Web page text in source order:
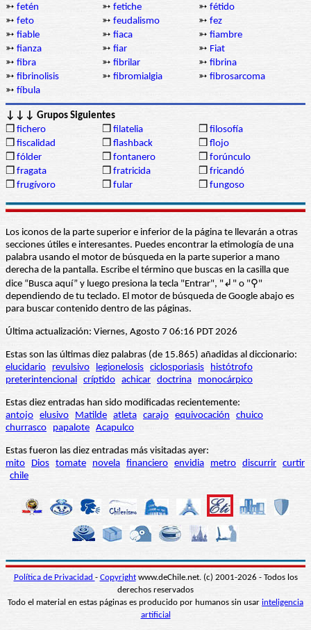
➳ fetén ➳ fetiche ➳ fétido
➳ feto ➳ feudalismo ➳ fez
➳ fiable ➳ fiaca ➳ fiambre
➳ fianza ➳ fiar ➳ Fiat
➳ fibra ➳ fibrilar ➳ fibrina
➳ fibrinolisis ➳ fibromialgia ➳ fibrosarcoma
➳ fíbula
↓↓↓ Grupos Siguientes
❒ fichero ❒ filatelia ❒ filosofía
❒ fiscalidad ❒ flashback ❒ flojo
❒ fólder ❒ fontanero ❒ forúnculo
❒ fragata ❒ fratricida ❒ fricandó
❒ frugívoro ❒ fular ❒ fungoso
Los iconos de la parte superior e inferior de la página te llevarán a otras
secciones útiles e interesantes. Puedes encontrar la etimología de una
palabra usando el motor de búsqueda en la parte superior a mano
derecha de la pantalla. Escribe el término que buscas en la casilla que
dice “Busca aquí” y luego presiona la tecla "Entrar", "↲" o "⚲"
dependiendo de tu teclado. El motor de búsqueda de Google abajo es
para buscar contenido dentro de las páginas.
Última actualización: Viernes, Agosto 7 06:16 PDT 2026
Estas son las últimas diez palabras (de 15.865) añadidas al diccionario:
elucidario
revulsivo legionelosis ciclosporiasis
histótrofo
preterintencional críptido achicar doctrina monocárpico
Estas diez entradas han sido modificadas recientemente:
antojo elusivo Matilde atleta carajo equivocación
chuico
churrasco
papalote Acapulco
Estas fueron las diez entradas más visitadas ayer:
mito
Dios tomate novela financiero envidia metro discurrir curtir
chile
Política de Privacidad - Copyrightwww.deChile.net. (c) 2001-2026 - Todos los
derechos reservados
Todo el material en estas páginas es producido por humanos sin usar inteligencia
artificial